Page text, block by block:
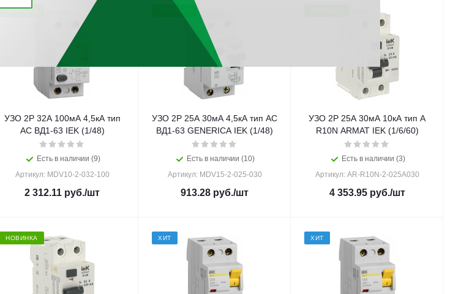
НОВИНКА
УЗО 2Р 32А 100мА 4,5кА тип
AC ВД1-63 IEK (1/48)
Есть в наличии (9)
Артикул: MDV10-2-032-100
2 312.11 руб./шт
НОВИНКА
УЗО 2Р 25А 30мА 4,5кА тип АС
ВД1-63 GENERICA IEK (1/48)
Есть в наличии (10)
Артикул: MDV15-2-025-030
913.28 руб./шт
УЗО 2Р 25А 30мА 10кА тип А
R10N ARMAT IEK (1/6/60)
Есть в наличии (3)
Артикул: AR-R10N-2-025A030
4 353.95руб./шт
НОВИНКА ХИТ ХИТ